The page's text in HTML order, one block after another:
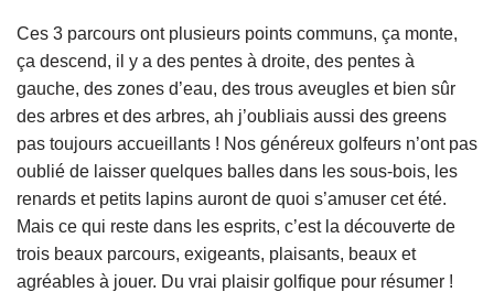
Ces 3 parcours ont plusieurs points communs, ça monte,
ça descend, il y a des pentes à droite, des pentes à
gauche, des zones d’eau, des trous aveugles et bien sûr
des arbres et des arbres, ah j’oubliais aussi des greens
pas toujours accueillants ! Nos généreux golfeurs n’ont pas
oublié de laisser quelques balles dans les sous-bois, les
renards et petits lapins auront de quoi s’amuser cet été.
Mais ce qui reste dans les esprits, c’est la découverte de
trois beaux parcours, exigeants, plaisants, beaux et
agréables à jouer. Du vrai plaisir golfique pour résumer !